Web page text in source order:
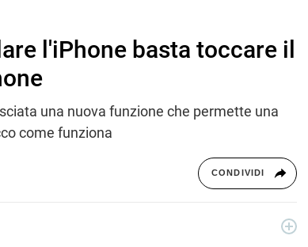
l'iPhone basta toccare il
una nuova funzione che permette una
come funziona
CONDIVIDI